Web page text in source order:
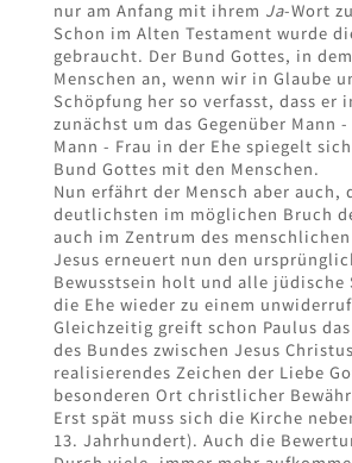
nur am Anfang mit ihrem Ja-Wort
Schon im Alten Testament wurde
gebraucht. Der Bund Gottes, in
Menschen an, wenn wir in Glaube
Schöpfung her so verfasst, dass
zunächst um das Gegenüber Mann
Mann - Frau in der Ehe spiegelt
Bund Gottes mit den Menschen.
Nun erfährt der Mensch aber
deutlichsten im möglichen Bruch
auch im Zentrum des
Jesus erneuert nun den
Bewusstsein holt und alle
die Ehe wieder zu einem
Gleichzeitig greift schon Paulus
des Bundes zwischen Jesus
realisierendes Zeichen der Liebe
besonderen Ort christlicher
Erst spät muss sich die Kirche
13. Jahrhundert). Auch die